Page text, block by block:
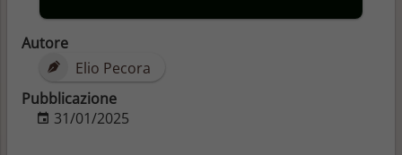
Autore
Elio Pecora
Pubblicazione
31/01/2025